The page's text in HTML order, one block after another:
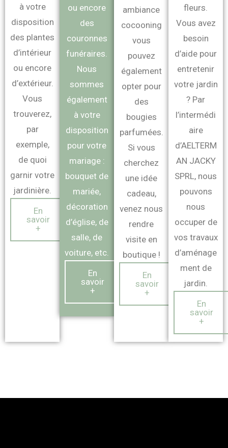
à votre
disposition
des plantes
d’intérieur
ou encore
d’extérieur.
Vous
trouverez,
par
exemple,
de quoi
garnir votre
jardinière.
En
savoir
+
ou encore
des
couronnes
funéraires.
Nous
sommes
également
à votre
disposition
pour votre
mariage :
bouquet de
mariée,
décoration
d’église, de
salle, de
voiture, etc.
En
savoir
+
ambiance
cocooning
vous
pouvez
également
opter pour
des
bougies
parfumées.
Si vous
cherchez
une idée
cadeau,
venez nous
rendre
visite en
boutique !
En
savoir
+
fleurs.
Vous avez
besoin
d’aide pour
entretenir
votre jardin
? Par
l’intermédi
aire
d’AELTERM
AN JACKY
SPRL, nous
pouvons
nous
occuper de
vos travaux
d’aménage
ment de
jardin.
En
savoir
+